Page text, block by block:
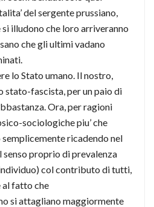
del sergente prussiano,
si illudono che loro arriveranno
che gli ultimi vadano
lo Stato umano. Il nostro,
stato-fascista, per un paio di
Ora, per ragioni
sociologiche piu’ che
ricadendo nel
senso proprio di prevalenza
col contributo di tutti,
al fatto che
si attagliano maggiormente